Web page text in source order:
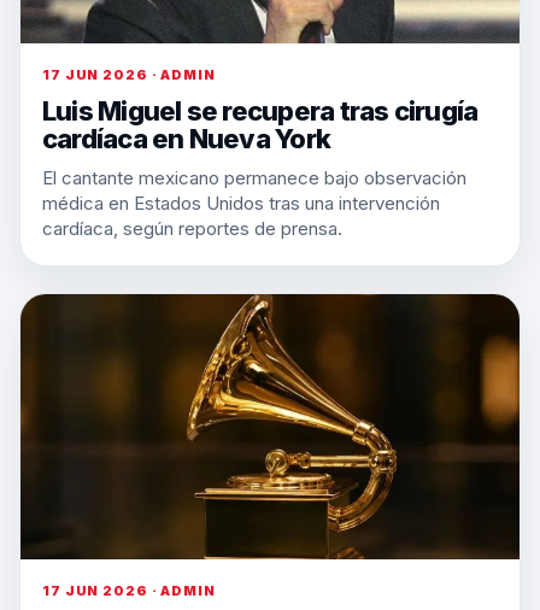
17 JUN 2026 · ADMIN
Luis Miguel se recupera tras cirugía
cardíaca en Nueva York
El cantante mexicano permanece bajo observación
médica en Estados Unidos tras una intervención
cardíaca, según reportes de prensa.
17 JUN 2026 · ADMIN